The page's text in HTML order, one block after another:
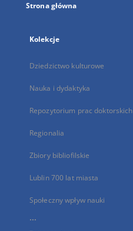
Strona główna
Kolekcje
Dziedzictwo kulturowe
Nauka i dydaktyka
Repozytorium prac doktorskich
Regionalia
Zbiory bibliofilskie
Lublin 700 lat miasta
Społeczny wpływ nauki
...